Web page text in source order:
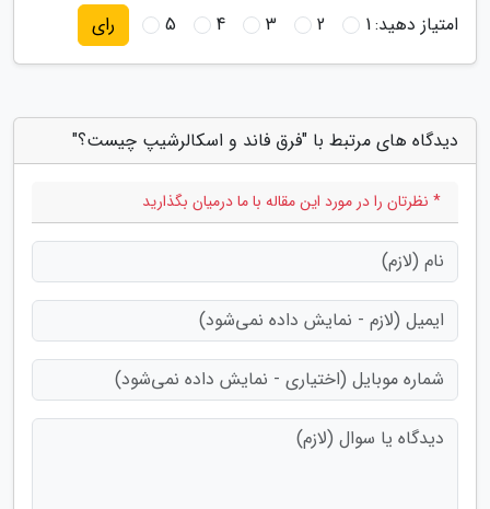
امتیاز دهید:1
2
3
4
5 رای
دیدگاه های مرتبط با "فرق فاند و اسکالرشیپ چیست؟"
* نظرتان را در مورد این مقاله با ما درمیان بگذارید